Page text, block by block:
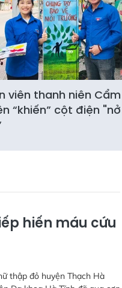
viên thanh niên Cẩm
“khiến” cột điện "nở
hiến máu cứu
thập đỏ huyện Thạch Hà